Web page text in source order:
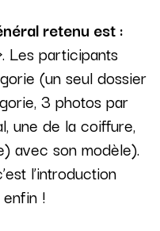
retenu est :
. Les participants
(un seul dossier
3 photos par
une de la coiffure,
avec son modèle).
l’introduction
!